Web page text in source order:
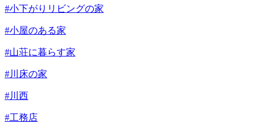
#小下がりリビングの家
#小屋のある家
#山荘に暮らす家
#川床の家
#川西
#工務店